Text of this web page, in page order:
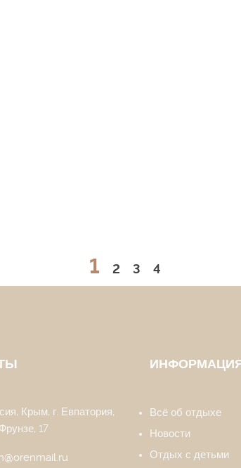
1 2 3 4
Крым, г. Евпатория,
17
Всё об отдыхе
Новости
Отдых с детьми